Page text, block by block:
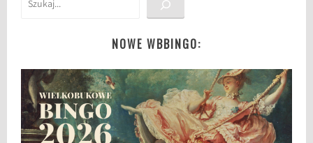
NOWE WBBINGO: